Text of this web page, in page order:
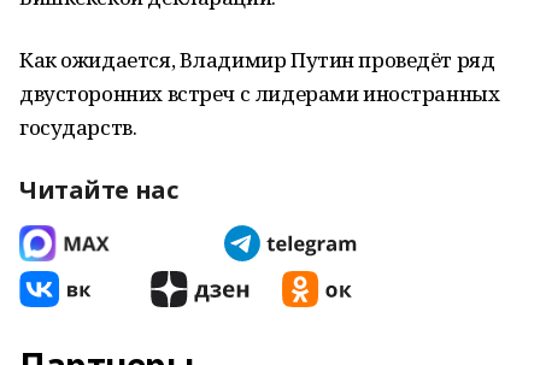
Как ожидается, Владимир Путин проведёт ряд
двусторонних встреч с лидерами иностранных
государств.
Читайте нас